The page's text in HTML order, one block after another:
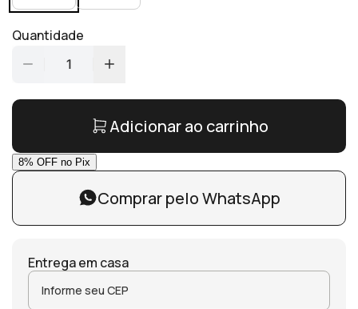
Quantidade
1
Adicionar ao carrinho
Comprar pelo WhatsApp
Entrega em casa